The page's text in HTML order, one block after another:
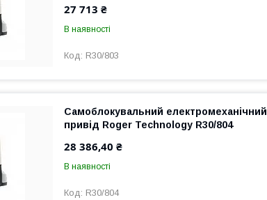
27 713 ₴
В наявності
R30/803
Самоблокувальний електромеханічний
привід Roger Technology R30/804
28 386,40 ₴
В наявності
R30/804